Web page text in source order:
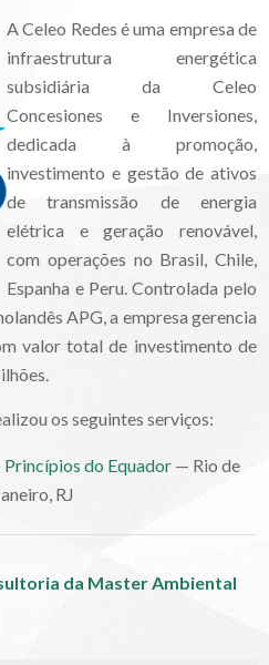
A Celeo Redes é uma empresa de
infraestrutura energética
subsidiária da Celeo
Concesiones e Inversiones,
dedicada à promoção,
investimento e gestão de ativos
de transmissão de energia
elétrica e geração renovável,
com operações no Brasil, Chile,
Espanha e Peru. Controlada pelo
APG, a empresa gerencia
valor total de investimento de
os seguintes serviços:
do Equador— Rio de
RJ
da Master Ambiental